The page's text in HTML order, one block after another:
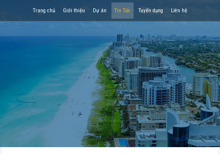
Trang chủ Giới thiệu Dự án Tin Tức Tuyển dụng Liên hệ